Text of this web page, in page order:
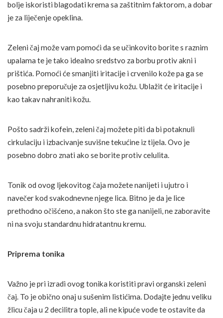
bolje iskoristi blagodati krema sa zaštitnim faktorom, a dobar
je za liječenje opeklina.
Zeleni čaj može vam pomoći da se učinkovito borite s raznim
upalama te je tako idealno sredstvo za borbu protiv akni i
prištića. Pomoći će smanjiti iritacije i crvenilo kože pa ga se
posebno preporučuje za osjetljivu kožu. Ublažit će iritacije i
kao takav nahraniti kožu.
Pošto sadrži kofein, zeleni čaj možete piti da bi potaknuli
cirkulaciju i izbacivanje suvišne tekućine iz tijela. Ovo je
posebno dobro znati ako se borite protiv celulita.
Tonik od ovog ljekovitog čaja možete nanijeti i ujutro i
navečer kod svakodnevne njege lica. Bitno je da je lice
prethodno očišćeno, a nakon što ste ga nanijeli, ne zaboravite
ni na svoju standardnu hidratantnu kremu.
Priprema tonika
Važno je pri izradi ovog tonika koristiti pravi organski zeleni
čaj. To je obično onaj u sušenim listićima. Dodajte jednu veliku
žlicu čaja u 2 decilitra tople, ali ne kipuće vode te ostavite da